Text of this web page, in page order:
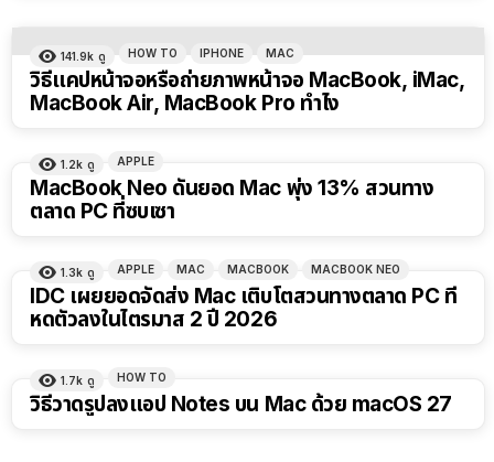
141.9k ดู HOW TO IPHONE MAC
วิธีแคปหน้าจอหรือถ่ายภาพหน้าจอ MacBook, iMac,
MacBook Air, MacBook Pro ทำไง
1.2k ดู APPLE
MacBook Neo ดันยอด Mac พุ่ง 13% สวนทาง
ตลาด PC ที่ซบเซา
1.3k ดู APPLE MAC MACBOOK MACBOOK NEO
IDC เผยยอดจัดส่ง Mac เติบโตสวนทางตลาด PC ที่
หดตัวลงในไตรมาส 2 ปี 2026
1.7k ดู HOW TO
วิธีวาดรูปลงแอป Notes บน Mac ด้วย macOS 27